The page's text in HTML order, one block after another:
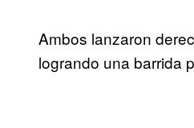
Ambos lanzaron
logrando una barrida